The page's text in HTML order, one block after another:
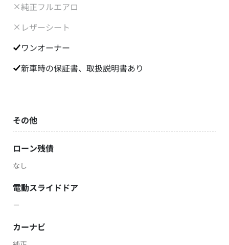
純正フルエアロ
レザーシート
ワンオーナー
新車時の保証書、取扱説明書あり
その他
ローン残債
なし
電動スライドドア
－
カーナビ